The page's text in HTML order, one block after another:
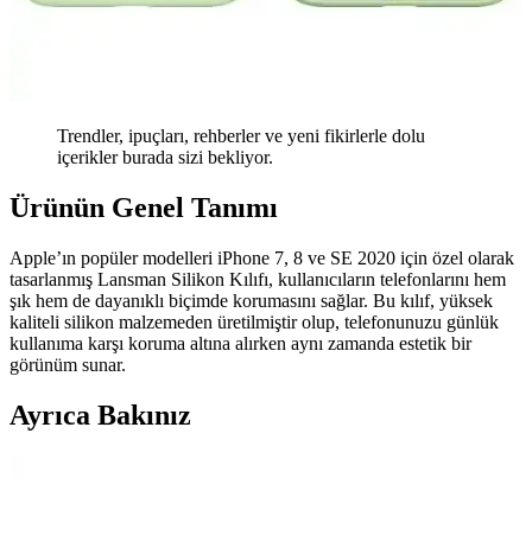
Trendler, ipuçları, rehberler ve yeni fikirlerle dolu
içerikler burada sizi bekliyor.
Ürünün Genel Tanımı
Apple’ın popüler modelleri iPhone 7, 8 ve SE 2020 için özel olarak
tasarlanmış Lansman Silikon Kılıfı, kullanıcıların telefonlarını hem
şık hem de dayanıklı biçimde korumasını sağlar. Bu kılıf, yüksek
kaliteli silikon malzemeden üretilmiştir olup, telefonunuzu günlük
kullanıma karşı koruma altına alırken aynı zamanda estetik bir
görünüm sunar.
Ayrıca Bakınız